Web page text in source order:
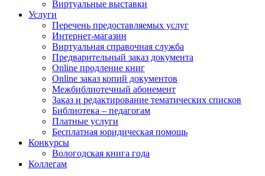
Виртуальные выставки
Услуги
Перечень предоставляемых услуг
Интернет-магазин
Виртуальная справочная служба
Предварительный заказ документа
Online продление книг
Online заказ копий документов
Межбиблиотечный абонемент
Заказ и редактирование тематических списков
Библиотека – педагогам
Платные услуги
Бесплатная юридическая помощь
Конкурсы
Вологодская книга года
Коллегам